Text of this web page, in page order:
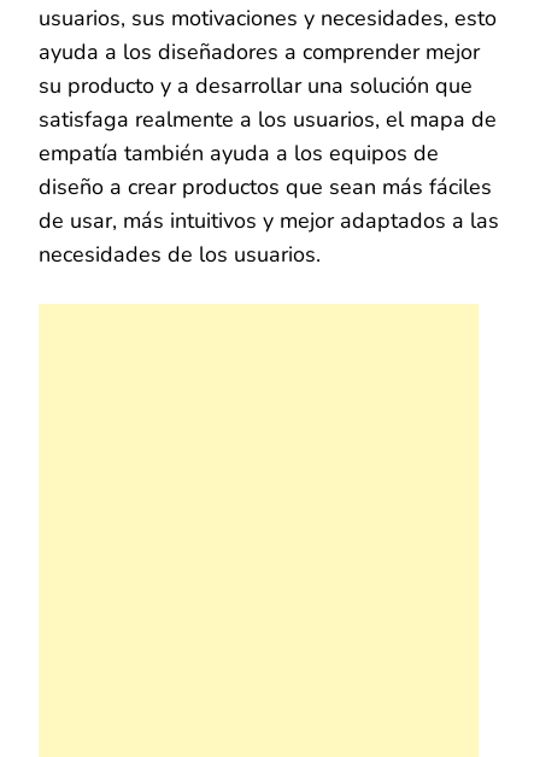
usuarios, sus motivaciones y necesidades, esto
ayuda a los diseñadores a comprender mejor
su producto y a desarrollar una solución que
satisfaga realmente a los usuarios, el mapa de
empatía también ayuda a los equipos de
diseño a crear productos que sean más fáciles
de usar, más intuitivos y mejor adaptados a las
necesidades de los usuarios.